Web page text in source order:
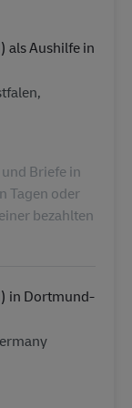
als Aushilfe in
Briefe in
Tagen oder
bezahlten
in Dortmund-